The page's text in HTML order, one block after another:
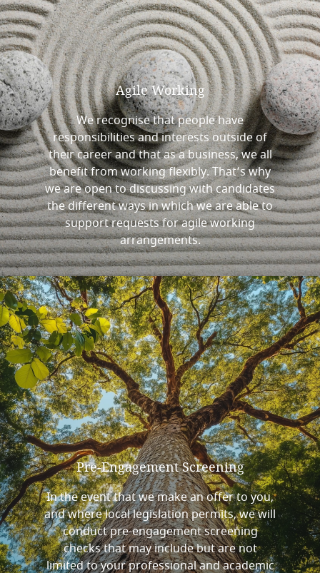
Agile Working
We recognise that people have
responsibilities and interests outside of
their career and that as a business, we all
benefit from working flexibly. That’s why
we are open to discussing with candidates
the different ways in which we are able to
support requests for agile working
arrangements.
Pre-Engagement Screening
In the event that we make an offer to you,
and where local legislation permits, we will
conduct pre-engagement screening
checks that may include but are not
limited to your professional and academic